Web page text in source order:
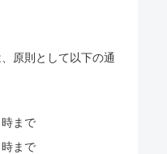
原則として以下の通
まで
まで